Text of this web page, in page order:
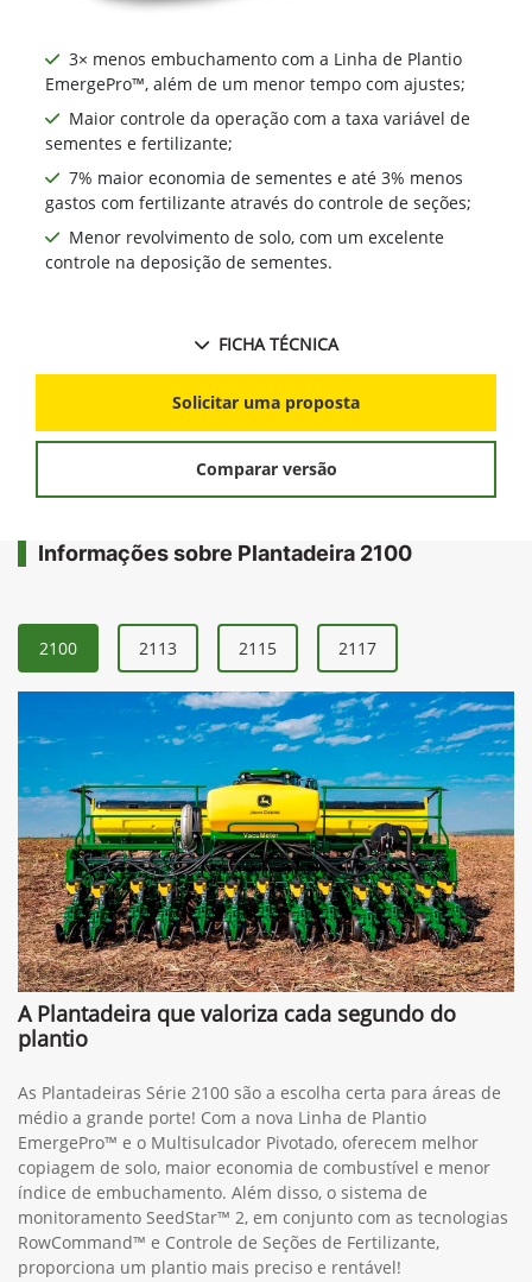
3× menos embuchamento com a Linha de Plantio
EmergePro™, além de um menor tempo com ajustes;
Maior controle da operação com a taxa variável de
sementes e fertilizante;
7% maior economia de sementes e até 3% menos
gastos com fertilizante através do controle de seções;
Menor revolvimento de solo, com um excelente
controle na deposição de sementes.
FICHA TÉCNICA
Solicitar uma proposta
Comparar versão
Informações sobre Plantadeira 2100
2100 2113 2115 2117
A Plantadeira que valoriza cada segundo do
plantio
As Plantadeiras Série 2100 são a escolha certa para áreas de
médio a grande porte! Com a nova Linha de Plantio
EmergePro™ e o Multisulcador Pivotado, oferecem melhor
copiagem de solo, maior economia de combustível e menor
índice de embuchamento. Além disso, o sistema de
monitoramento SeedStar™ 2, em conjunto com as tecnologias
RowCommand™ e Controle de Seções de Fertilizante,
proporciona um plantio mais preciso e rentável!